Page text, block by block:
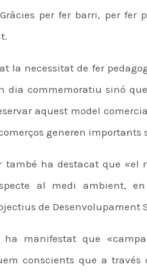
per fer barri, per
la necessitat de fer
dia commemoratiu sinó
aquest model
generen
també ha destacat que
al medi ambient,
de
manifestat que
conscients que a